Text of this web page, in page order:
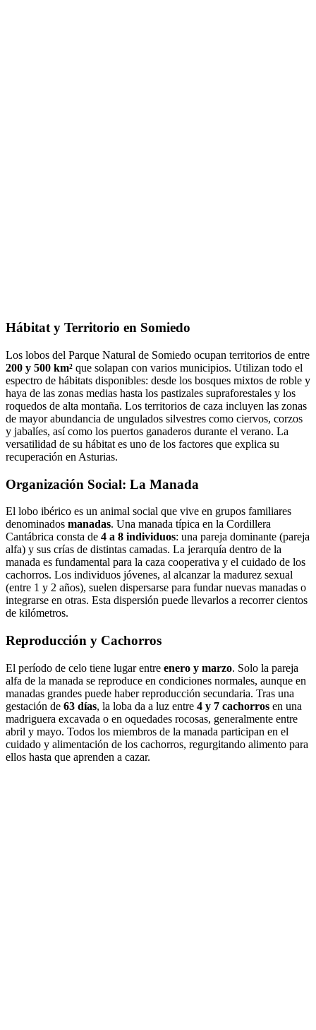
Hábitat y Territorio en Somiedo
Los lobos del Parque Natural de Somiedo ocupan territorios de entre
200 y 500 km² que solapan con varios municipios. Utilizan todo el
espectro de hábitats disponibles: desde los bosques mixtos de roble y
haya de las zonas medias hasta los pastizales supraforestales y los
roquedos de alta montaña. Los territorios de caza incluyen las zonas
de mayor abundancia de ungulados silvestres como ciervos, corzos
y jabalíes, así como los puertos ganaderos durante el verano. La
versatilidad de su hábitat es uno de los factores que explica su
recuperación en Asturias.
Organización Social: La Manada
El lobo ibérico es un animal social que vive en grupos familiares
denominados manadas. Una manada típica en la Cordillera
Cantábrica consta de 4 a 8 individuos: una pareja dominante (pareja
alfa) y sus crías de distintas camadas. La jerarquía dentro de la
manada es fundamental para la caza cooperativa y el cuidado de los
cachorros. Los individuos jóvenes, al alcanzar la madurez sexual
(entre 1 y 2 años), suelen dispersarse para fundar nuevas manadas o
integrarse en otras. Esta dispersión puede llevarlos a recorrer cientos
de kilómetros.
Reproducción y Cachorros
El período de celo tiene lugar entre enero y marzo. Solo la pareja
alfa de la manada se reproduce en condiciones normales, aunque en
manadas grandes puede haber reproducción secundaria. Tras una
gestación de 63 días, la loba da a luz entre 4 y 7 cachorros en una
madriguera excavada o en oquedades rocosas, generalmente entre
abril y mayo. Todos los miembros de la manada participan en el
cuidado y alimentación de los cachorros, regurgitando alimento para
ellos hasta que aprenden a cazar.